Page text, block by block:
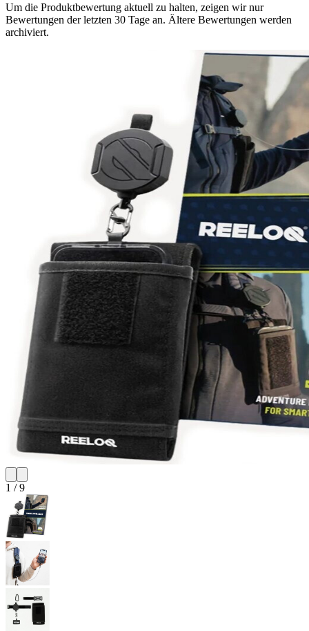
Um die Produktbewertung aktuell zu halten, zeigen wir nur
Bewertungen der letzten 30 Tage an. Ältere Bewertungen werden
archiviert.
1 /9